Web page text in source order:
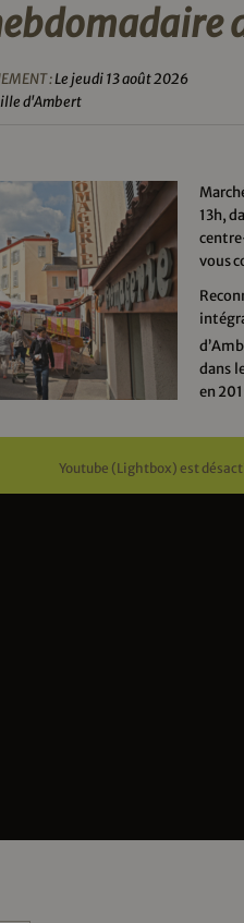
:Le jeudi 13 août 2026
d'Ambert
13h,
vous
dans
en
Youtube (Lightbox) est